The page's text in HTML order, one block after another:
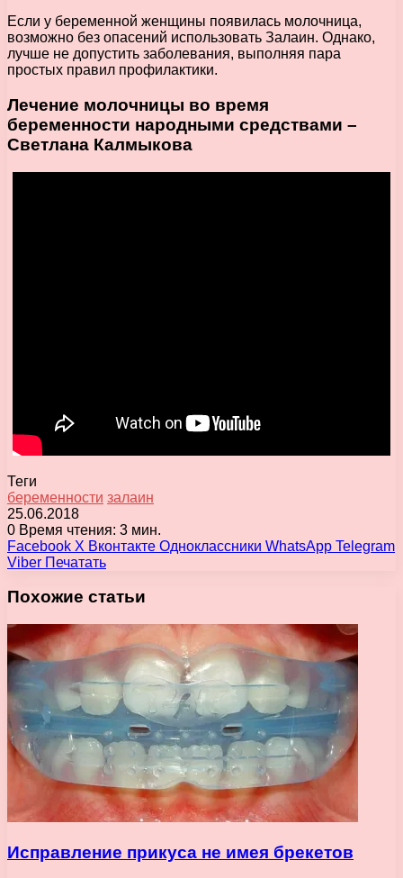
Если у беременной женщины появилась молочница,
возможно без опасений использовать Залаин. Однако,
лучше не допустить заболевания, выполняя пара
простых правил профилактики.
Лечение молочницы во время
беременности народными средствами –
Светлана Калмыкова
Теги
беременности залаин
25.06.2018
0 Время чтения: 3 мин.
Facebook X Вконтакте Одноклассники WhatsApp Telegram
Viber Печатать
Похожие статьи
Исправление прикуса не имея брекетов